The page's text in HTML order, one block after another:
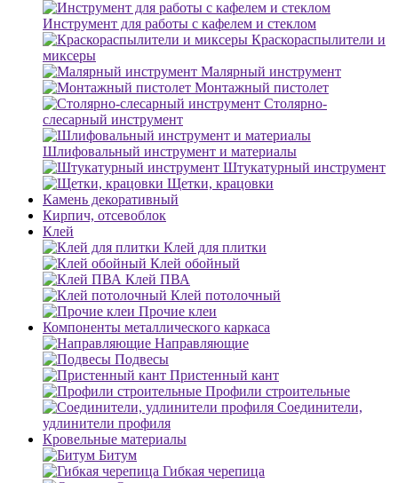
Инструмент для работы с кафелем и стеклом
Краскораспылители и
миксеры
Малярный инструмент
Монтажный пистолет
Столярно-
слесарный инструмент
Шлифовальный инструмент и материалы
Штукатурный инструмент
Щетки, крацовки
Камень декоративный
Кирпич, отсевоблок
Клей
Клей для плитки
Клей обойный
Клей ПВА
Клей потолочный
Прочие клеи
Компоненты металлического каркаса
Направляющие
Подвесы
Пристенный кант
Профили строительные
Соединители,
удлинители профиля
Кровельные материалы
Битум
Гибкая черепица